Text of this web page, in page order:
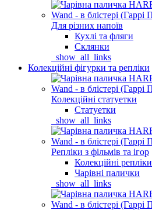
Для різних напоїв
Кухлі та фляги
Склянки
_show_all_links
Колекційні фігурки та репліки
Колекційні статуетки
Статуетки
_show_all_links
Репліки з фільмів та ігор
Колекційні репліки
Чарівні палички
_show_all_links